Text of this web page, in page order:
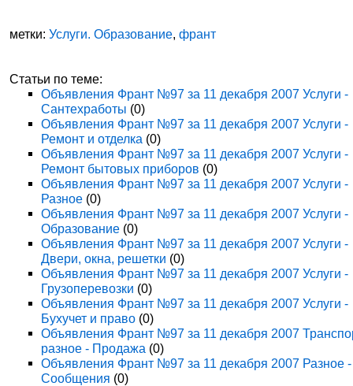
метки:Услуги. Образование,франт
Статьи по теме:
Объявления Франт №97 за 11 декабря 2007 Услуги -
Сантехработы (0)
Объявления Франт №97 за 11 декабря 2007 Услуги -
Ремонт и отделка (0)
Объявления Франт №97 за 11 декабря 2007 Услуги -
Ремонт бытовых приборов (0)
Объявления Франт №97 за 11 декабря 2007 Услуги -
Разное (0)
Объявления Франт №97 за 11 декабря 2007 Услуги -
Образование (0)
Объявления Франт №97 за 11 декабря 2007 Услуги -
Двери, окна, решетки (0)
Объявления Франт №97 за 11 декабря 2007 Услуги -
Грузоперевозки (0)
Объявления Франт №97 за 11 декабря 2007 Услуги -
Бухучет и право (0)
Объявления Франт №97 за 11 декабря 2007
разное - Продажа (0)
Объявления Франт №97 за 11 декабря 2007 Разное -
Сообщения (0)